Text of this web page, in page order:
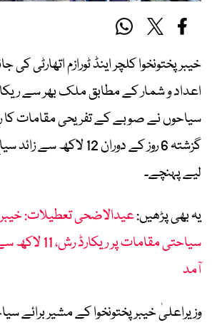
خیبرپختونخوا کلچر اینڈ ٹورازم اتھارٹی
اعداد و شمار کے مطابق ملک بھر سے
سیاحوں نے صوبے کے تفریحی مقامات کا
گزشتہ 6 روز کے دوران 12
لیے پہنچے۔
یہ بھی پڑھیں:عیدالاضحی تعطیلات:
سیاحتی مقامات
آمد
وزیراعلیٰ خیبرپختونخوا کے مشیر